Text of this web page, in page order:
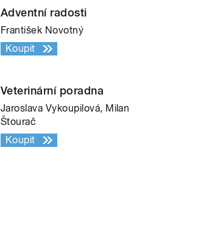
Adventní radosti
František Novotný
Koupit
Veterinární poradna
Jaroslava Vykoupilová, Milan
Štourač
Koupit